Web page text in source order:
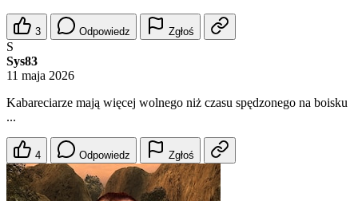
3 Odpowiedz Zgłoś
S
Sys83
11 maja 2026
Kabareciarze mają więcej wolnego niż czasu spędzonego na boisku
...
4 Odpowiedz Zgłoś